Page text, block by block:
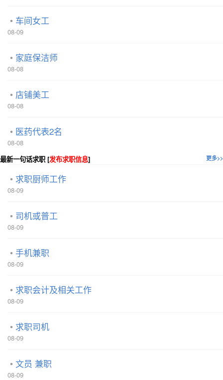
车间女工
08-09
家庭保洁师
08-08
店铺美工
08-08
医药代表2名
08-08
更多>>
最新一句话求职 [发布求职信息]
求职厨师工作
08-09
司机或普工
08-09
手机兼职
08-09
求职会计及相关工作
08-09
求职司机
08-09
文员 兼职
08-09